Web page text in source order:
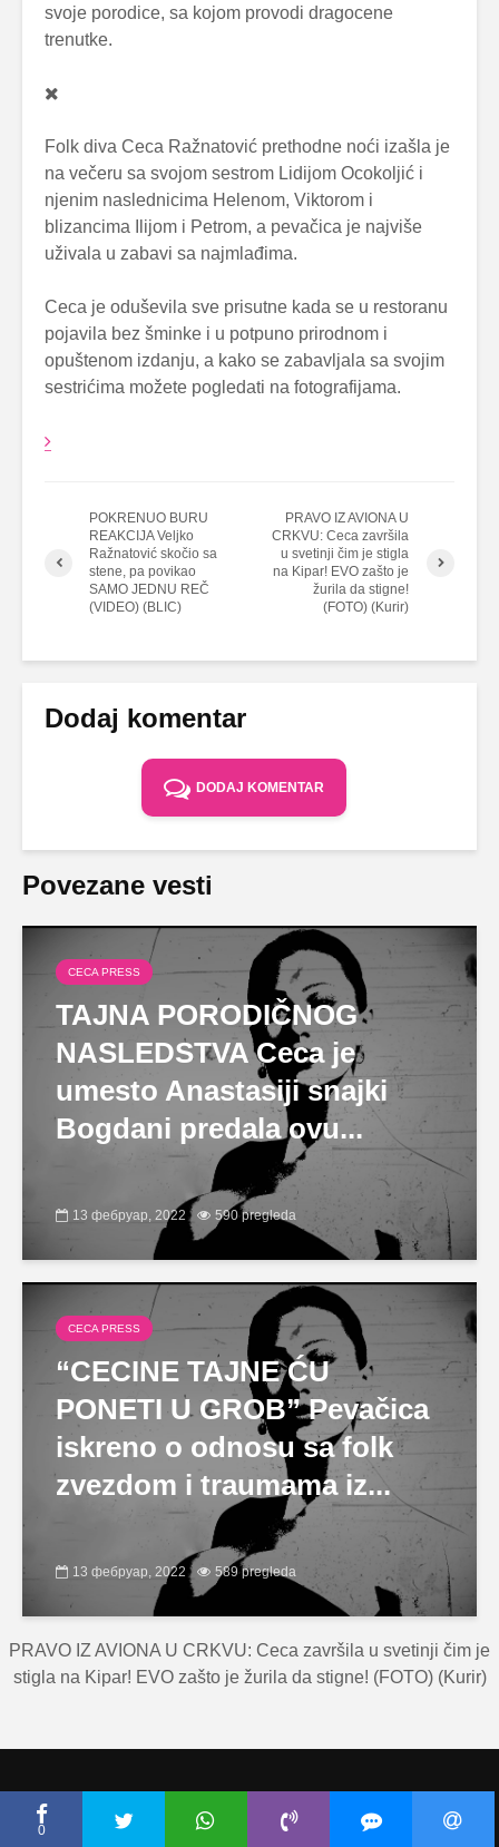
svoje porodice, sa kojom provodi dragocene
trenutke.
Folk diva Ceca Ražnatović prethodne noći izašla je
na večeru sa svojom sestrom Lidijom Ocokoljić i
njenim naslednicima Helenom, Viktorom i
blizancima Ilijom i Petrom, a pevačica je najviše
uživala u zabavi sa najmlađima.
Ceca je oduševila sve prisutne kada se u restoranu
pojavila bez šminke i u potpuno prirodnom i
opuštenom izdanju, a kako se zabavljala sa svojim
sestrićima možete pogledati na fotografijama.
POKRENUO BURU
REAKCIJA Veljko
Ražnatović skočio sa
stene, pa povikao
SAMO JEDNU REČ
(VIDEO) (BLIC)
PRAVO IZ AVIONA U
CRKVU: Ceca završila
u svetinji čim je stigla
na Kipar! EVO zašto je
žurila da stigne!
(FOTO) (Kurir)
Dodaj komentar
DODAJ KOMENTAR
Povezane vesti
CECA PRESS
TAJNA PORODIČNOG
NASLEDSTVA Ceca je
umesto Anastasiji snajki
Bogdani predala ovu...
13 фебруар, 2022 590 pregleda
CECA PRESS
“CECINE TAJNE ĆU
PONETI U GROB” Pevačica
iskreno o odnosu sa folk
zvezdom i traumama iz...
13 фебруар, 2022 589 pregleda
PRAVO IZ AVIONA U CRKVU: Ceca završila u svetinji čim je
stigla na Kipar! EVO zašto je žurila da stigne! (FOTO) (Kurir)
0